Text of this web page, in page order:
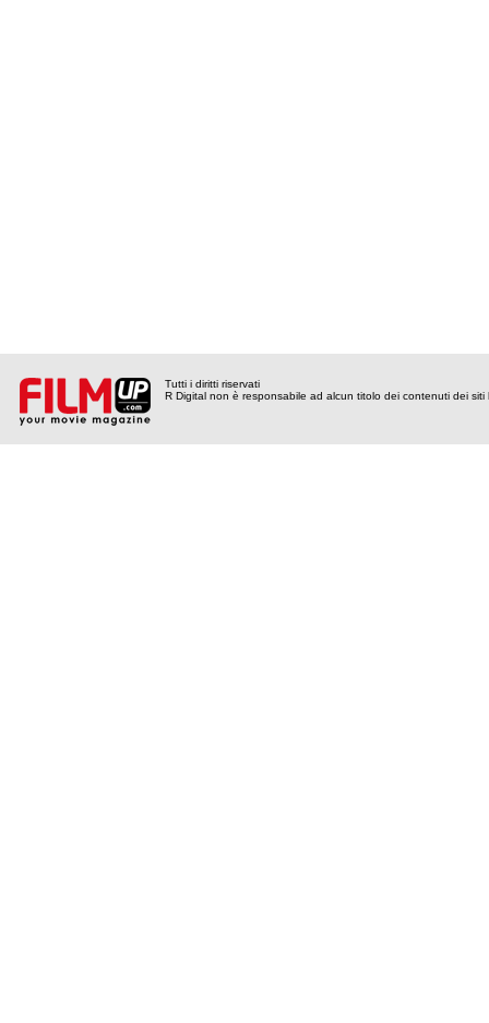
Tutti i diritti riservati
R Digital non è responsabile ad alcun titolo dei contenuti dei siti